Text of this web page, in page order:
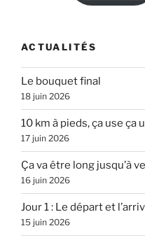
ACTUALITÉS
Le bouquet final
18 juin 2026
10 km à pieds, ça use ça
17 juin 2026
Ça va être long jusqu’à
16 juin 2026
Jour 1 : Le départ et
15 juin 2026